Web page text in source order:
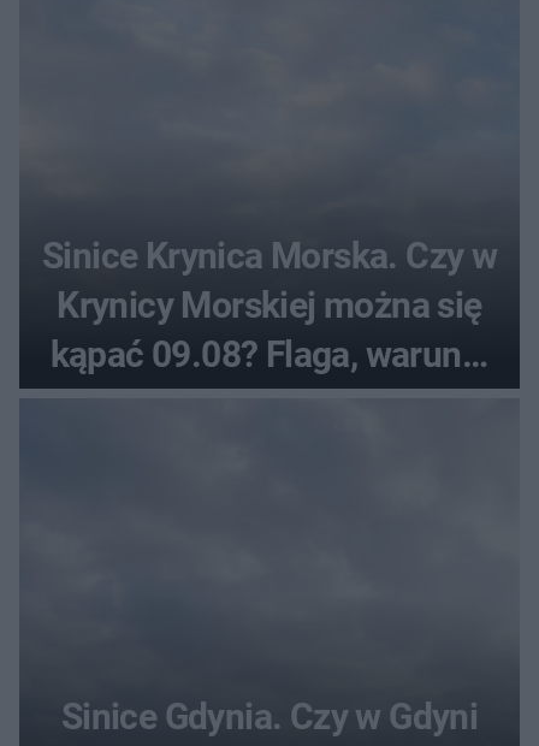
Sinice Krynica Morska. Czy w
Krynicy Morskiej można się
kąpać 09.08? Flaga, warunki
pogodowe
Sinice Gdynia. Czy w Gdyni